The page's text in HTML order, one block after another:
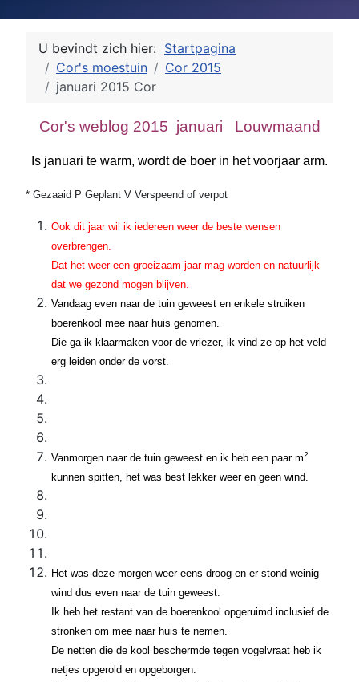
U bevindt zich hier: Startpagina
Cor's moestuin
Cor 2015
januari 2015 Cor
Cor's weblog 2015 januari Louwmaand
Is januari te warm, wordt de boer in het voorjaar arm.
* Gezaaid P Geplant V Verspeend of verpot
Ook dit jaar wil ik iedereen weer de beste wensen
overbrengen.
Dat het weer een groeizaam jaar mag worden en natuurlijk
dat we gezond mogen blijven.
Vandaag even naar de tuin geweest en enkele struiken
boerenkool mee naar huis genomen.
Die ga ik klaarmaken voor de vriezer, ik vind ze op het veld
erg leiden onder de vorst.
Vanmorgen naar de tuin geweest en ik heb een paar m2
kunnen spitten, het was best lekker weer en geen wind.
Het was deze morgen weer eens droog en er stond weinig
wind dus even naar de tuin geweest.
Ik heb het restant van de boerenkool opgeruimd inclusief de
stronken om mee naar huis te nemen.
De netten die de kool beschermde tegen vogelvraat heb ik
netjes opgerold en opgeborgen.